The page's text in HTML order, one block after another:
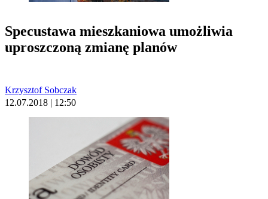
Specustawa mieszkaniowa umożliwia
uproszczoną zmianę planów
Krzysztof Sobczak
12.07.2018 | 12:50